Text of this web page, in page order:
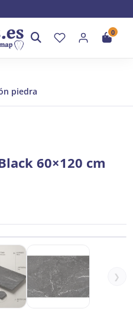
0
piedra
60×120 cm
❯